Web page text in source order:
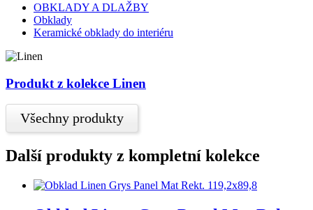
OBKLADY A DLAŽBY
Obklady
Keramické obklady do interiéru
Produkt z kolekce Linen
Všechny produkty
Další produkty z kompletní kolekce